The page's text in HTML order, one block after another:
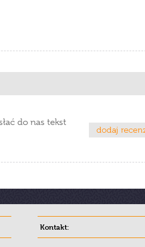
do nas tekst
Kontakt: